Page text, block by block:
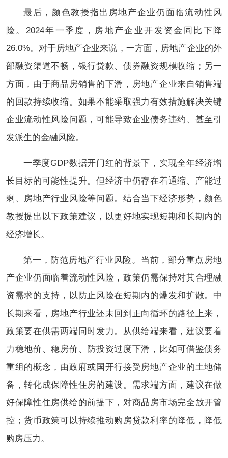
最后，颜色教授指出房地产企业仍面临流动性风
险。2024年一季度，房地产企业开发资金同比下降
26.0%。对于房地产企业来说，一方面，房地产企业的外
部融资渠道不畅，银行贷款、债券融资规模收缩；另一
方面，由于商品房销售的下滑，房地产企业来自销售端
的回款持续收缩。如果不能采取强力有效措施解决关键
企业流动性风险问题，可能导致企业债务违约、甚至引
发派生的金融风险。
一季度GDP数据开门红的背景下，实现全年经济增
长目标的可能性提升。但经济中仍存在着通缩、产能过
剩、房地产行业风险等问题。结合当下经济形势，颜色
教授提出以下政策建议，以更好地实现短期和长期内的
经济增长。
第一，防范房地产行业风险。当前，部分重点房地
产企业仍面临着流动性风险，政策仍需保持对其合理融
资需求的支持，以防止风险在短期内的爆发和扩散。中
长期来看，房地产行业还未回到正向循环的路径上来，
政策要在供需两端同时发力。从供给端来看，建议要着
力稳地价、稳房价、防投资过度下滑，比如可借鉴债务
重组的概念，由政府或国开行接受房地产企业的土地储
备，转化成保障性住房的建设。需求端方面，建议在做
好保障性住房供给的前提下，对商品房市场完全放开管
控；货币政策可以持续推动购房贷款利率的降低，降低
购房压力。